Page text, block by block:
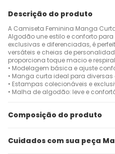
Descrição do produto
A Camiseta Feminina Manga
Algodão une estilo e conforto
exclusivas e diferenciadas, é
versáteis e cheias de
proporciona toque macio e
• Modelagem básica e ajuste
• Manga curta ideal para diversas
• Estampas colecionáveis e
• Malha de algodão: leve e
Composição do produto
Cuidados com sua peça